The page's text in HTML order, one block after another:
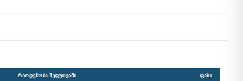
ᲠᲐᲝᲓᲔᲜᲝᲑᲐ ᲨᲔᲤᲣᲗᲕᲐᲨᲘ ᲤᲐᲡᲘ